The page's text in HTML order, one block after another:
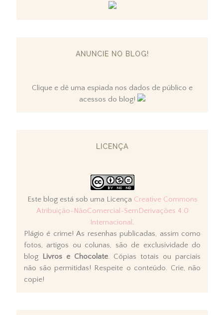
ANUNCIE NO BLOG!
Clique e dê uma espiada nos dados de público e
acessos do blog!
LICENÇA
Este blog está sob uma Licença Creative Commons
Atribuição-NãoComercial-SemDerivações 4.0
Internacional .
Plágio é crime! As resenhas publicadas, assim como
fotos, artigos ou colunas, são de exclusividade do
blog Livros e Chocolate. Cópias totais ou parciais
não são permitidas! Respeite o conteúdo. Crie, não
copie!